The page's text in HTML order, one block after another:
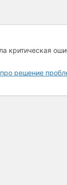
критическая
решение